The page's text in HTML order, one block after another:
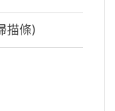
描條)